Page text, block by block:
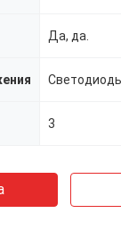
Да, да.
3